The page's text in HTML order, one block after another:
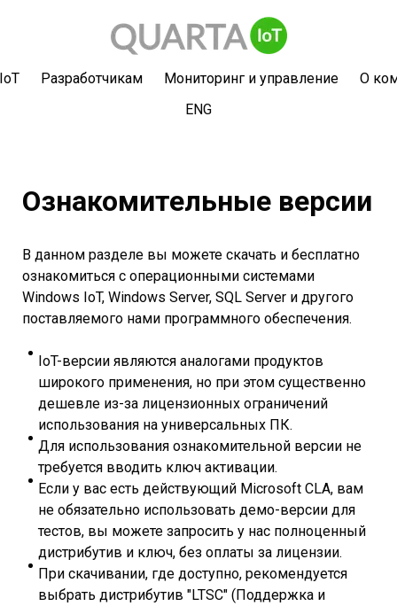
Разработчикам Мониторинг и управление
О
ENG
Ознакомительные версии
В данном разделе вы можете скачать и бесплатно
ознакомиться с операционными системами
Windows IoT, Windows Server, SQL Server и другого
поставляемого нами программного обеспечения.
IoT-версии являются аналогами продуктов
широкого применения, но при этом существенно
дешевле из-за лицензионных ограничений
использования на универсальных ПК.
Для использования ознакомительной версии не
требуется вводить ключ активации.
Если у вас есть действующий Microsoft CLA, вам
не обязательно использовать демо-версии для
тестов, вы можете запросить у нас полноценный
дистрибутив и ключ, без оплаты за лицензии.
При скачивании, где доступно, рекомендуется
выбрать дистрибутив "LTSC" (Поддержка и